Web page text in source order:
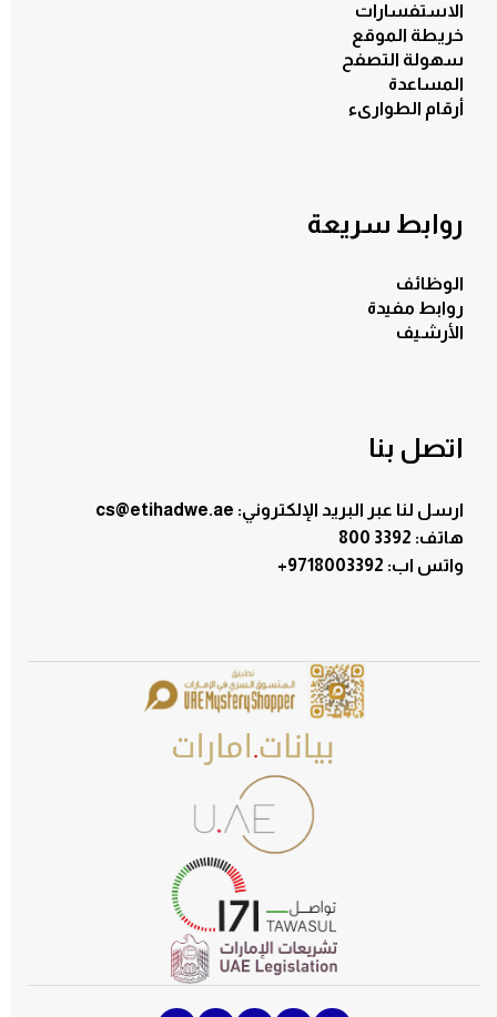
الاستفسارات
خريطة الموقع
سهولة التصفح
المساعدة
أرقام الطوارىء
روابط سريعة
الوظائف
روابط مفيدة
الأرشيف
اتصل بنا
ارسل لنا عبر البريد الإلكتروني: cs@etihadwe.ae
هاتف: 3392 800
+9718003392 :واتس اب